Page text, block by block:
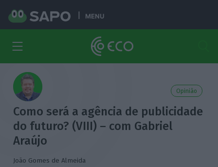
MENU
Opinião
Como será a agência de publicidade
do futuro? (VIII) – com Gabriel
Araújo
João Gomes de Almeida